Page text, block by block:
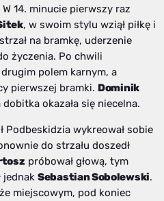
14. minucie pierwszy raz
, w swoim stylu wziął piłkę i
na bramkę, uderzenie
życzenia. Po chwili
polem karnym, a
pierwszej bramki. Dominik
okazała się niecelna.
Podbeskidzia wykreował sobie
do strzału doszedł
próbował głową, tym
jednak Sebastian Sobolewski.
miejscowym, pod koniec